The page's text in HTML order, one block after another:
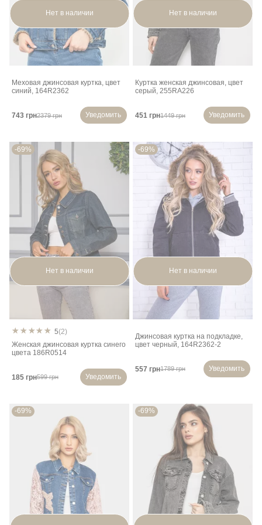
Нет в наличии
Меховая джинсовая куртка, цвет
синий, 164R2362
743 грн2379 грн Уведомить
Нет в наличии
Куртка женская джинсовая, цвет
серый, 255RA226
451 грн1449 грн Уведомить
-69%
Нет в наличии
5(2)
Женская джинсовая куртка синего
цвета 186R0514
185 грн599 грн Уведомить
-69%
Нет в наличии
Джинсовая куртка на подкладке,
цвет черный, 164R2362-2
557 грн1789 грн Уведомить
-69% -69%